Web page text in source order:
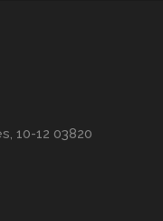
10-12 03820